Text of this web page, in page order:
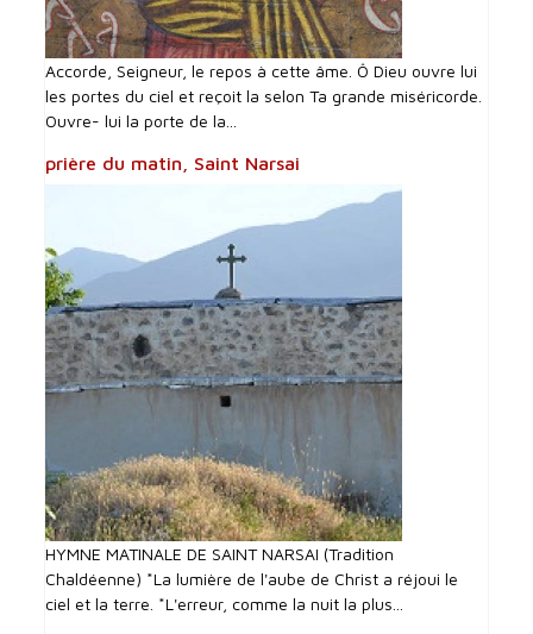
Accorde, Seigneur, le repos à cette âme. Ô Dieu ouvre lui
les portes du ciel et reçoit la selon Ta grande miséricorde.
Ouvre- lui la porte de la...
prière du matin, Saint Narsai
HYMNE MATINALE DE SAINT NARSAI (Tradition
Chaldéenne) *La lumière de l'aube de Christ a réjoui le
ciel et la terre. *L'erreur, comme la nuit la plus...